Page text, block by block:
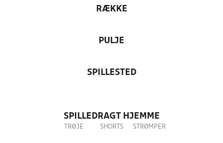
RÆKKE
PULJE
SPILLESTED
SPILLEDRAGT HJEMME
TRØJE SHORTS STRØMPER